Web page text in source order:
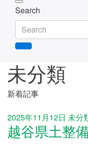
Toggle
navigation
Search
未分類
新着記事
2025年11月12日 未分
越谷県土整